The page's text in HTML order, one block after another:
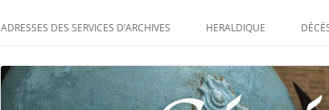
RECHERCHER UN SOLDAT
RECHERCHER UNE CARTE DE
COMBATTANT
BASE DES CONDAMNATIONS À
BASE DES HISTORIQUES
RÉGIMENTAIRES
INSIGNES,
IDENTIFIER UNE
(INSIGNE DE COL)
ADRESSES DES SERVICES D’ARCHIVES HERALDIQUE